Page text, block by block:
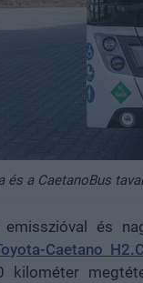
és a CaetanoBus
és
Caetano
kilométer